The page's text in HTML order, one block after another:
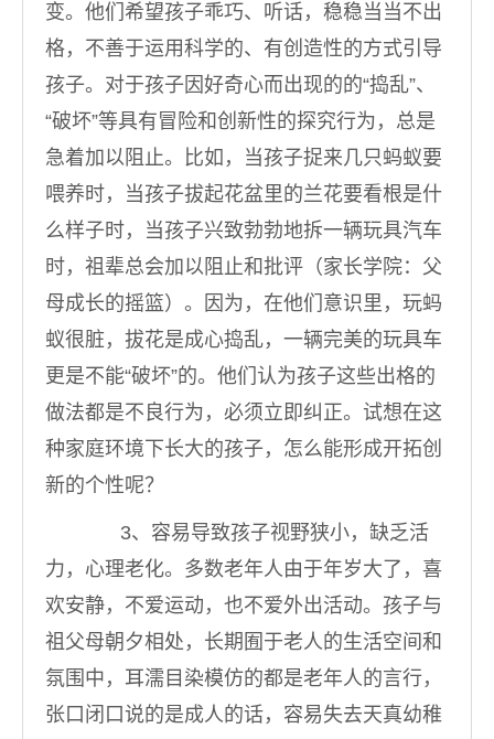
变。他们希望孩子乖巧、听话，稳稳当当不出
格，不善于运用科学的、有创造性的方式引导
孩子。对于孩子因好奇心而出现的的“捣乱”、
“破坏”等具有冒险和创新性的探究行为，总是
急着加以阻止。比如，当孩子捉来几只蚂蚁要
喂养时，当孩子拔起花盆里的兰花要看根是什
么样子时，当孩子兴致勃勃地拆一辆玩具汽车
时，祖辈总会加以阻止和批评（家长学院：父
母成长的摇篮）。因为，在他们意识里，玩蚂
蚁很脏，拔花是成心捣乱，一辆完美的玩具车
更是不能“破坏”的。他们认为孩子这些出格的
做法都是不良行为，必须立即纠正。试想在这
种家庭环境下长大的孩子，怎么能形成开拓创
新的个性呢？
3、容易导致孩子视野狭小，缺乏活
力，心理老化。多数老年人由于年岁大了，喜
欢安静，不爱运动，也不爱外出活动。孩子与
祖父母朝夕相处，长期囿于老人的生活空间和
氛围中，耳濡目染模仿的都是老年人的言行，
张口闭口说的是成人的话，容易失去天真幼稚